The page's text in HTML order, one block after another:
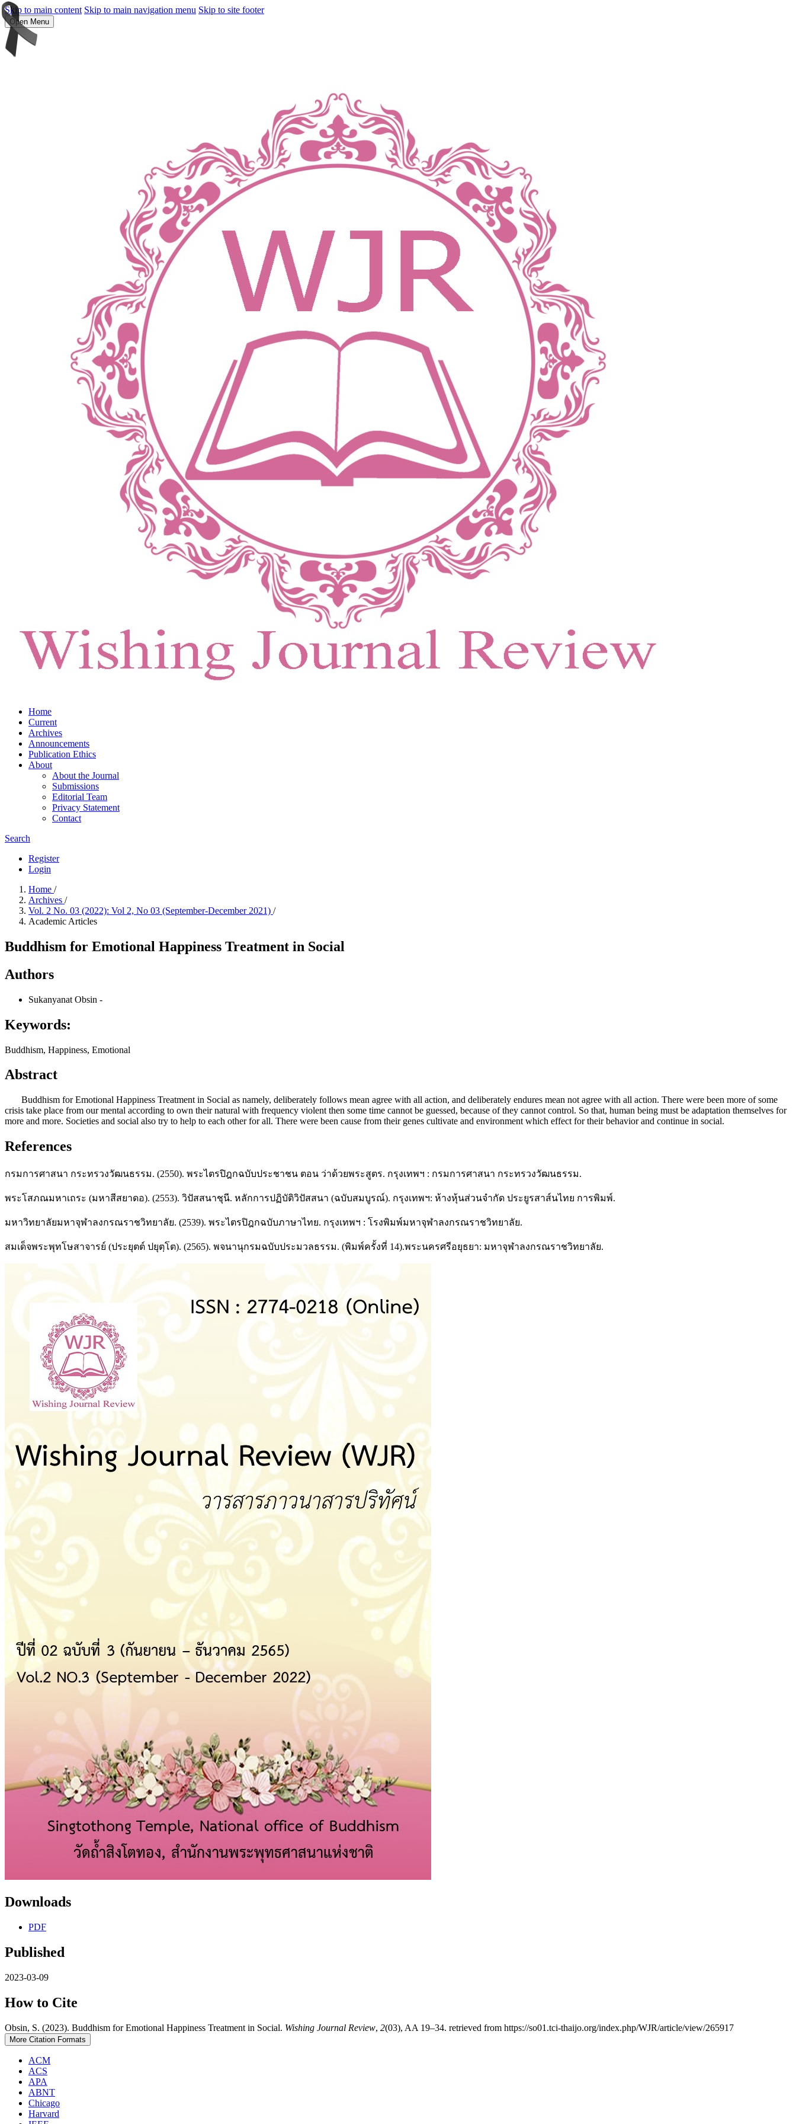
Skip to main content Skip to main navigation menu Skip to site footer
Open Menu
Home
Current
Archives
Announcements
Publication Ethics
About
About the Journal
Submissions
Editorial Team
Privacy Statement
Contact
Search
Register
Login
Home /
Archives /
Vol. 2 No. 03 (2022): Vol 2, No 03 (September-December 2021) /
Academic Articles
Buddhism for Emotional Happiness Treatment in Social
Authors
Sukanyanat Obsin -
Keywords:
Buddhism, Happiness, Emotional
Abstract
Buddhism for Emotional Happiness Treatment in Social as namely, deliberately follows mean agree with all action, and deliberately endures mean not agree with all action. There were been more of some
crisis take place from our mental according to own their natural with frequency violent then some time cannot be guessed, because of they cannot control. So that, human being must be adaptation themselves for
more and more. Societies and social also try to help to each other for all. There were been cause from their genes cultivate and environment which effect for their behavior and continue in social.
References
กรมการศาสนา กระทรวงวัฒนธรรม. (2550). พระไตรปิฎกฉบับประชาชน ตอน ว่าด้วยพระสูตร. กรุงเทพฯ : กรมการศาสนา กระทรวงวัฒนธรรม.
พระโสภณมหาเถระ (มหาสีสยาดอ). (2553). วิปัสสนาชุนี. หลักการปฏิบัติวิปัสสนา (ฉบับสมบูรณ์). กรุงเทพฯ: ห้างหุ้นส่วนจำกัด ประยูรสาส์นไทย การพิมพ์.
มหาวิทยาลัยมหาจุฬาลงกรณราชวิทยาลัย. (2539). พระไตรปิฎกฉบับภาษาไทย. กรุงเทพฯ : โรงพิมพ์มหาจุฬาลงกรณราชวิทยาลัย.
สมเด็จพระพุทโษสาจารย์ (ประยุตต์ ปยุตฺโต). (2565). พจนานุกรมฉบับประมวลธรรม. (พิมพ์ครั้งที่ 14).พระนครศรีอยุธยา: มหาจุฬาลงกรณราชวิทยาลัย.
Downloads
PDF
Published
2023-03-09
How to Cite
Obsin, S. (2023). Buddhism for Emotional Happiness Treatment in Social. Wishing Journal Review, 2(03), AA 19–34. retrieved from https://so01.tci-thaijo.org/index.php/WJR/article/view/265917
More Citation Formats
ACM
ACS
APA
ABNT
Chicago
Harvard